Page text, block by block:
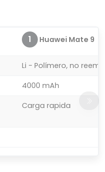
1 Huawei Mate 9
Li - Polímero, no
4000 mAh
Carga rapida